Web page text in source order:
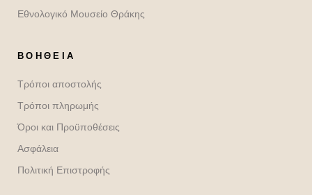
Εθνολογικό Μουσείο Θράκης
ΒΟΉΘΕΙΑ
Τρόποι αποστολής
Τρόποι πληρωμής
Όροι και Προϋποθέσεις
Ασφάλεια
Πολιτική Επιστροφής